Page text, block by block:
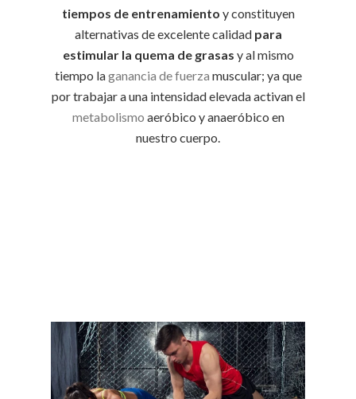
tiempos de entrenamiento y constituyen
alternativas de excelente calidad para
estimular la quema de grasas y al mismo
tiempo laganancia de fuerza muscular; ya que
por trabajar a una intensidad elevada activan el
metabolismo aeróbico y anaeróbico en
nuestro cuerpo.